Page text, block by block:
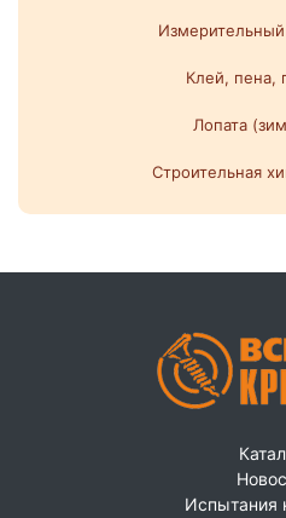
Клей, пена,
Лопата
Строительная
Испытания